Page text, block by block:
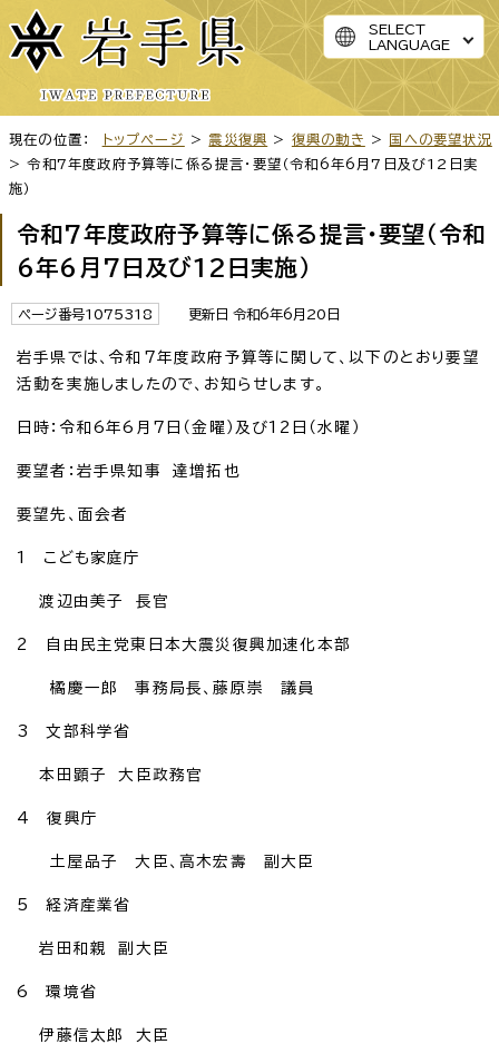
SELECT
LANGUAGE
現在の位置： トップページ > 震災復興 > 復興の動き >
国への要望状況
> 令和7年度政府予算等に係る提言・要望（令和6年6月7日及び12日実
施）
令和7年度政府予算等に係る提言・要望（令和
6年6月7日及び12日実施）
ページ番号1075318 更新日 令和6年6月20日
岩手県では、令和7年度政府予算等に関して、以下のとおり要望
活動を実施しましたので、お知らせします。
日時：令和6年6月7日（金曜）及び12日（水曜）
要望者：岩手県知事 達増拓也
要望先、面会者
1 こども家庭庁
渡辺由美子 長官
2 自由民主党東日本大震災復興加速化本部
橘慶一郎 事務局長、藤原崇 議員
3 文部科学省
本田顕子 大臣政務官
4 復興庁
土屋品子 大臣、高木宏壽 副大臣
5 経済産業省
岩田和親 副大臣
6 環境省
伊藤信太郎 大臣